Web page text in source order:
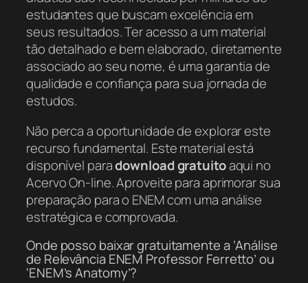
estudantes que buscam excelência em
seus resultados. Ter acesso a um material
tão detalhado e bem elaborado, diretamente
associado ao seu nome, é uma garantia de
qualidade e confiança para sua jornada de
estudos.
Não perca a oportunidade de explorar este
recurso fundamental. Este material está
disponível paradownload gratuitoaqui no
Acervo On-line. Aproveite para aprimorar sua
preparação para o ENEM com uma análise
estratégica e comprovada.
Onde posso baixar gratuitamente a ‘Análise
de Relevância ENEM Professor Ferretto’ ou
‘ENEM’s Anatomy’?